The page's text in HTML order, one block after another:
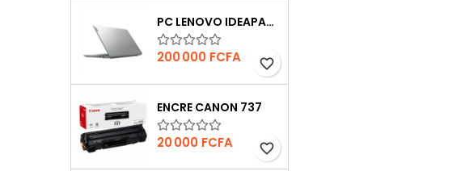
PC LENOVO IDEAPAD 1 N4120
Prix
200 000 FCFA favorite_border
ENCRE CANON 737
Prix
20 000 FCFA favorite_border